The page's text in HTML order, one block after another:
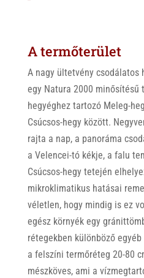
A termőterület
A nagy ültetvény csodálatos
egy Natura 2000 minősítésű
hegyéghez tartozó Meleg-
Csúcsos-hegy között.
rajta a nap, a panoráma
a Velencei-tó kékje, a falu
Csúcsos-hegy tetején
mikroklimatikus hatásai
véletlen, hogy mindig is ez
egész környék egy
rétegekben különböző
a felszíni termőréteg 20-80
mészköves, ami a